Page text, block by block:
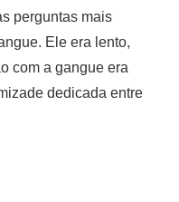
perguntas mais
Ele era lento,
com a gangue era
dedicada entre